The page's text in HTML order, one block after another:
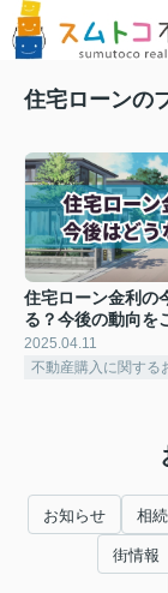
住宅ローンの
住宅ローン金利の
る？今後の動向を
2025.04.11
不動産購入に関する
お知らせ 相
街情報